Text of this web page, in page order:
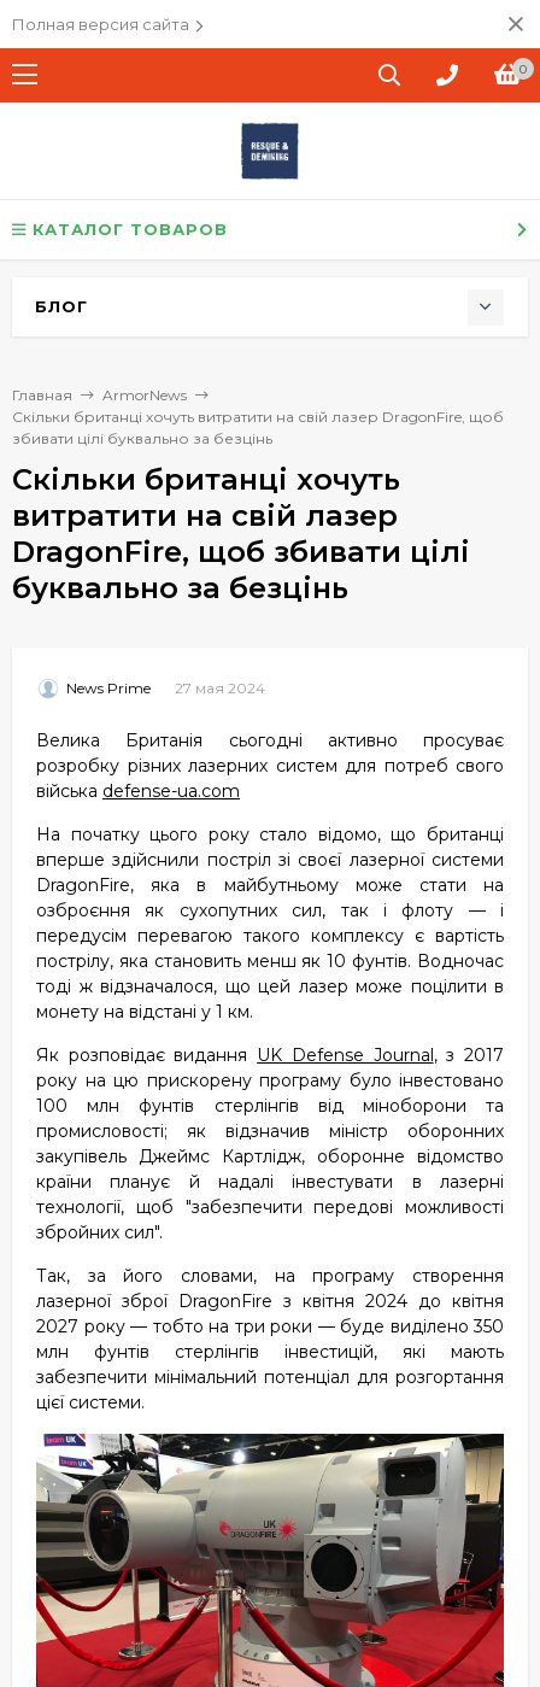
Полная версия сайта
0
КАТАЛОГ ТОВАРОВ
Главная
ArmorNews
Скільки британці хочуть витратити на свій лазер DragonFire, щоб
збивати цілі буквально за безцінь
Скільки британці хочуть
витратити на свій лазер
DragonFire, щоб збивати цілі
буквально за безцінь
News Prime 27 мая 2024
Велика Британія сьогодні активно просуває
розробку різних лазерних систем для потреб свого
війська defense-ua.com
На початку цього року стало відомо, що британці
вперше здійснили постріл зі своєї лазерної системи
DragonFire, яка в майбутньому може стати на
озброєння як сухопутних сил, так і флоту — і
передусім перевагою такого комплексу є вартість
пострілу, яка становить менш як 10 фунтів. Водночас
тоді ж відзначалося, що цей лазер може поцілити в
монету на відстані у 1 км.
Як розповідає видання UK Defense Journal, з 2017
року на цю прискорену програму було інвестовано
100 млн фунтів стерлінгів від міноборони та
промисловості; як відзначив міністр оборонних
закупівель Джеймс Картлідж, оборонне відомство
країни планує й надалі інвестувати в лазерні
технології, щоб "забезпечити передові можливості
збройних сил".
Так, за його словами, на програму створення
лазерної зброї DragonFire з квітня 2024 до квітня
2027 року — тобто на три роки — буде виділено 350
млн фунтів стерлінгів інвестицій, які мають
забезпечити мінімальний потенціал для розгортання
цієї системи.
БЛОГ